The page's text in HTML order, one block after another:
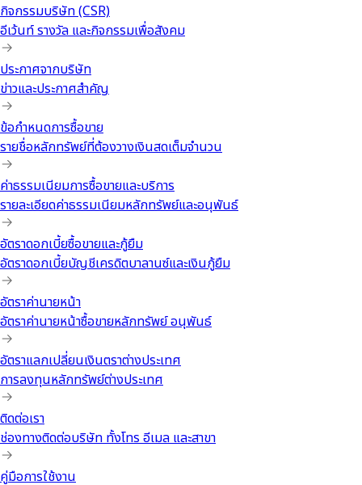
กิจกรรมบริษัท (CSR)
อีเว้นท์ รางวัล และกิจกรรมเพื่อสังคม
ประกาศจากบริษัท
ข่าวและประกาศสำคัญ
ข้อกำหนดการซื้อขาย
รายชื่อหลักทรัพย์ที่ต้องวางเงินสดเต็มจำนวน
ค่าธรรมเนียมการซื้อขายและบริการ
รายละเอียดค่าธรรมเนียมหลักทรัพย์และอนุพันธ์
อัตราดอกเบี้ยซื้อขายและกู้ยืม
อัตราดอกเบี้ยบัญชีเครดิตบาลานซ์และเงินกู้ยืม
อัตราค่านายหน้า
อัตราค่านายหน้าซื้อขายหลักทรัพย์ อนุพันธ์
อัตราแลกเปลี่ยนเงินตราต่างประเทศ
การลงทุนหลักทรัพย์ต่างประเทศ
ติดต่อเรา
ช่องทางติดต่อบริษัท ทั้งโทร อีเมล และสาขา
คู่มือการใช้งาน